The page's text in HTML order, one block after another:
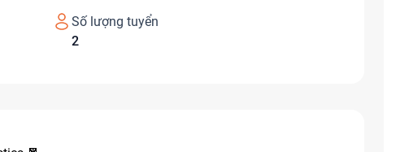
Số lượng tuyển
2